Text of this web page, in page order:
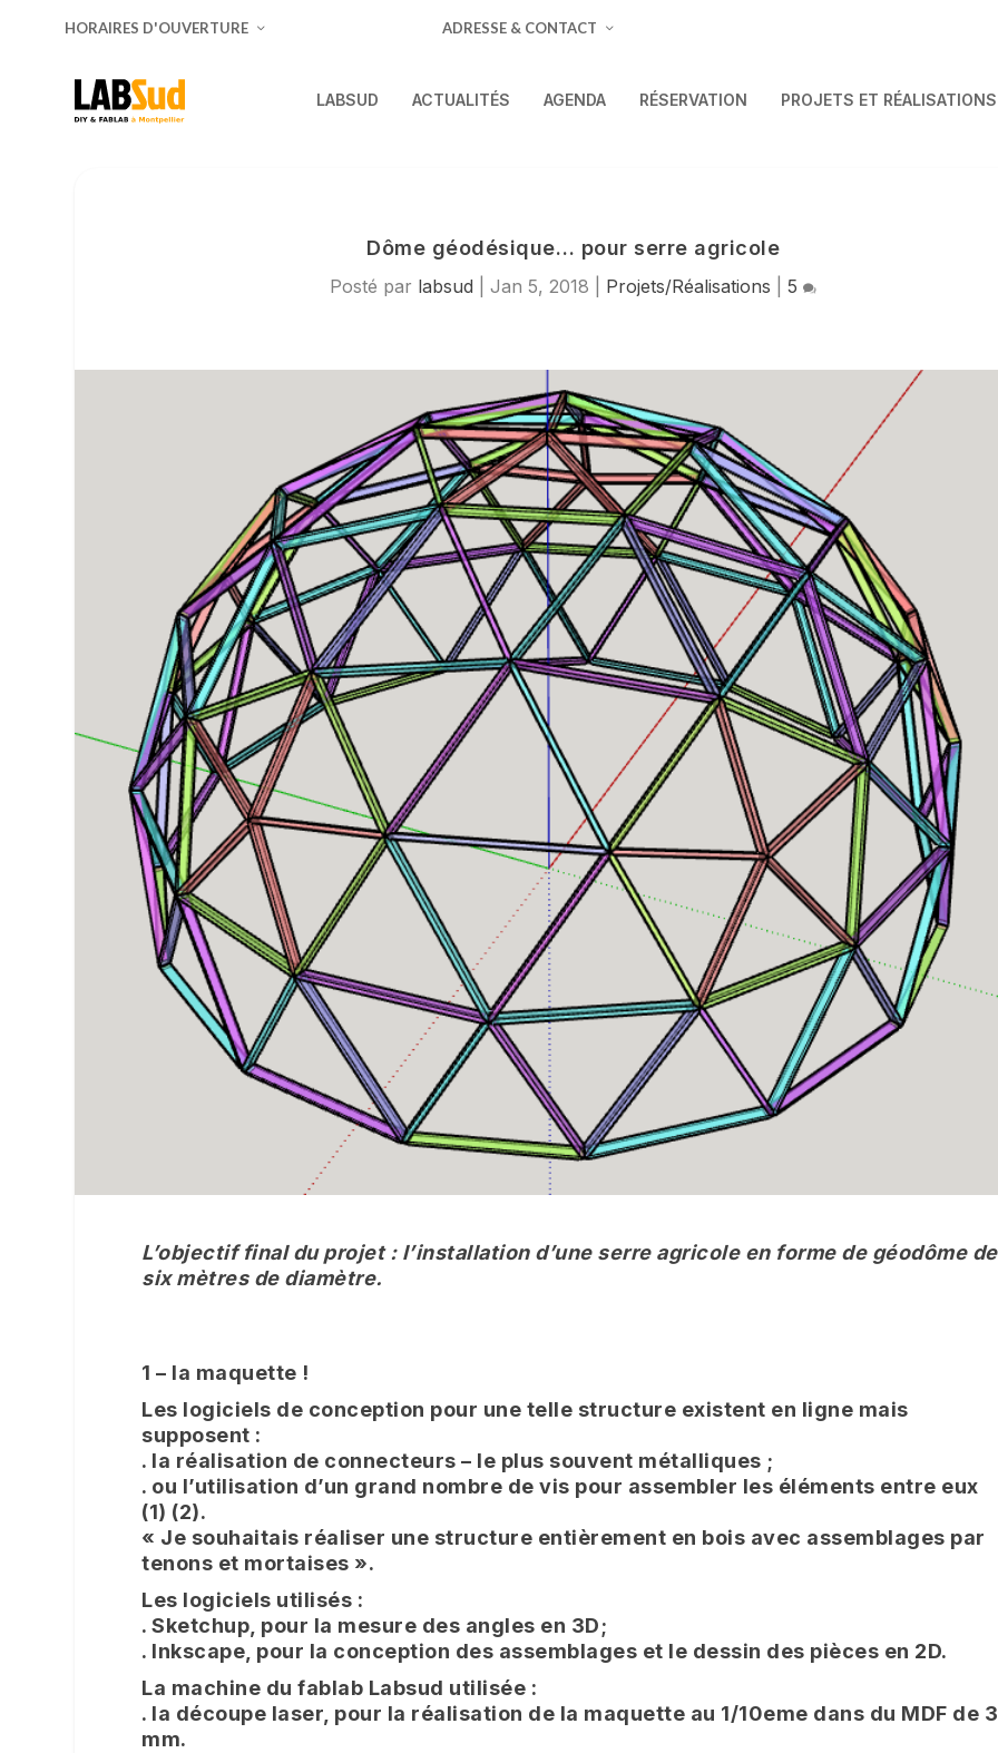
HORAIRES D'OUVERTURE ADRESSE & CONTACT
LABSUD ACTUALITÉS AGENDA RÉSERVATION PROJETS ET RÉALISATIONS
Dôme géodésique… pour serre agricole
Posté par labsud |Jan 5, 2018 Projets/Réalisations |5
L’objectif final du projet : l’installation d’une serre agricole en forme de géodôme de
six mètres de diamètre.
1 – la maquette !
Les logiciels de conception pour une telle structure existent en ligne mais
supposent :
. la réalisation de connecteurs – le plus souvent métalliques ;
. ou l’utilisation d’un grand nombre de vis pour assembler les éléments entre eux
(1) (2).
« Je souhaitais réaliser une structure entièrement en bois avec assemblages par
tenons et mortaises ».
Les logiciels utilisés :
. Sketchup, pour la mesure des angles en 3D;
. Inkscape, pour la conception des assemblages et le dessin des pièces en 2D.
La machine du fablab Labsud utilisée :
. la découpe laser, pour la réalisation de la maquette au 1/10eme dans du MDF de 3
mm.